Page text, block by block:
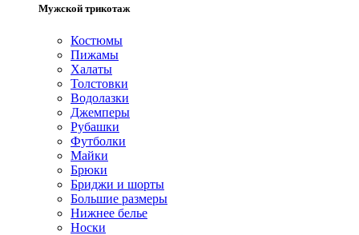
Мужской трикотаж
Костюмы
Пижамы
Халаты
Толстовки
Водолазки
Джемперы
Рубашки
Футболки
Майки
Брюки
Бриджи и шорты
Большие размеры
Нижнее белье
Носки